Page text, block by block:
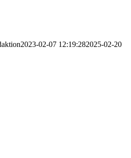
2023-02-07 12:19:282025-02-20